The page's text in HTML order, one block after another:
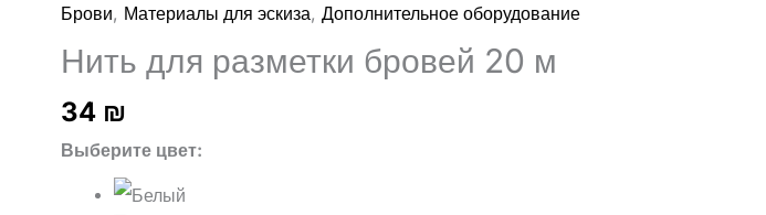
Брови, Материалы для эскиза, Дополнительное оборудование
Нить для разметки бровей 20 м
34 ₪
Выберите цвет